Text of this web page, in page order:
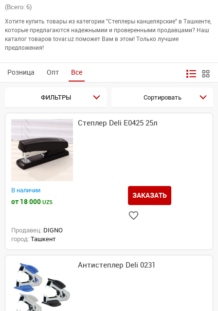
(Всего: 6)
Хотите купить товары из категории "Степлеры канцелярские" в Ташкенте,
которые предлагаются надежнымии и проверенными продавцами? Наш
каталог товаров tovar.uz поможет Вам в этом! Только лучшие
предложения!
Розница Опт Все
ФИЛЬТРЫ Сортировать
Степлер Deli E0425 25л
В наличии
от 18 000 UZS
ЗАКАЗАТЬ
Продавец: DIGNO
город: Ташкент
Антистеплер Deli 0231